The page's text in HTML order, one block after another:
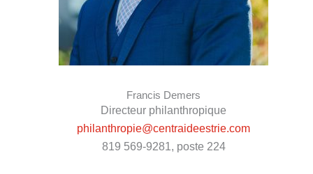
Francis Demers
Directeur philanthropique
philanthropie@centraideestrie.com
819 569-9281, poste 224